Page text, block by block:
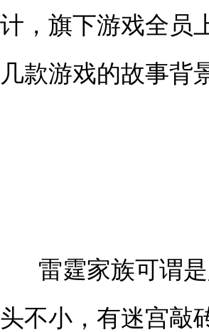
计，旗下游戏全员
几款游戏的故事背
雷霆家族可谓
头不小，有迷宫敲